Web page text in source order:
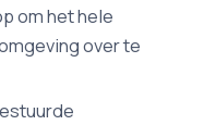
om het hele
over te